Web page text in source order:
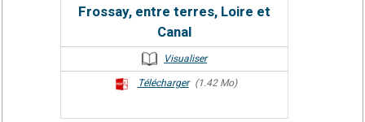
Frossay, entre terres, Loire et
Canal
Visualiser
Télécharger (1.42 Mo)